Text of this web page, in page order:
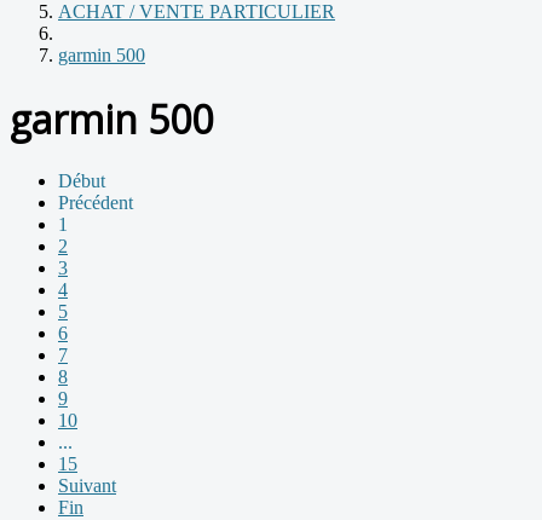
ACHAT / VENTE PARTICULIER
garmin 500
garmin 500
Début
Précédent
1
2
3
4
5
6
7
8
9
10
...
15
Suivant
Fin